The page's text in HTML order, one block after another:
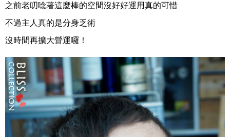
之前老叨唸著這麼棒的空間沒好好運用真的可惜
不過主人真的是分身乏術
沒時間再擴大營運囉！